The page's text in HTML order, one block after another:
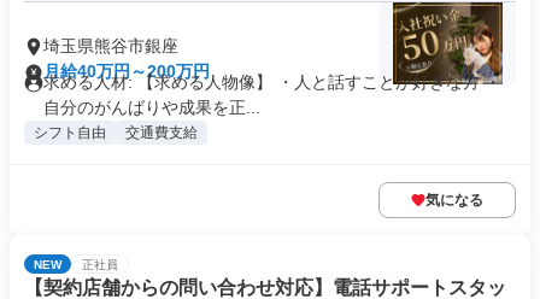
埼玉県熊谷市銀座
月給40万円～200万円
求める人材: 【求める人物像】 ・人と話すことが好きな方 ・
自分のがんばりや成果を正...
シフト自由 交通費支給
気になる
NEW 正社員
【契約店舗からの問い合わせ対応】電話サポートスタッ